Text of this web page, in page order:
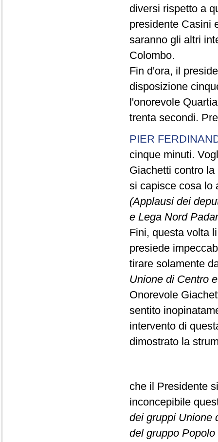
diversi rispetto a
presidente Casini
saranno gli altri
Colombo.
Fin d'ora, il
disposizione
l'onorevole
trenta secondi.
PIER
cinque minuti.
Giachetti contro
si capisce cosa lo
(Applausi dei
e Lega Nord
Fini, questa volta
presiede
tirare solamente
Unione di Centro
Onorevole
sentito
intervento di
dimostrato la
che il Presidente
inconcepibile
dei gruppi Unione
del gruppo